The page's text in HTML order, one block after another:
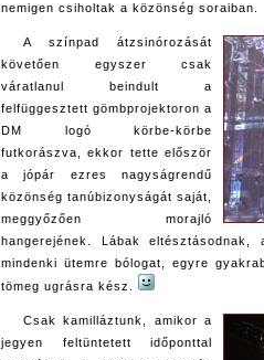
nemigen csiholtak a közönség soraiban.
A színpad átzsinórozását
követően egyszer csak
váratlanul beindult a
felfüggesztett gömbprojektoron a
DM logó körbe-körbe
futkorászva, ekkor tette először
a jópár ezres nagyságrendű
közönség tanúbizonyságát saját,
meggyőzően morajló
hangerejének. Lábak
mindenki ütemre bólogat, egyre
tömeg ugrásra kész.
Csak kamilláztunk, amikor a
jegyen feltüntetett időponttal